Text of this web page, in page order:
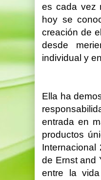
es cada vez
hoy se
creación de
desde
individual y
Ella ha
entrada en
productos
Internacional
de Ernst and
entre la